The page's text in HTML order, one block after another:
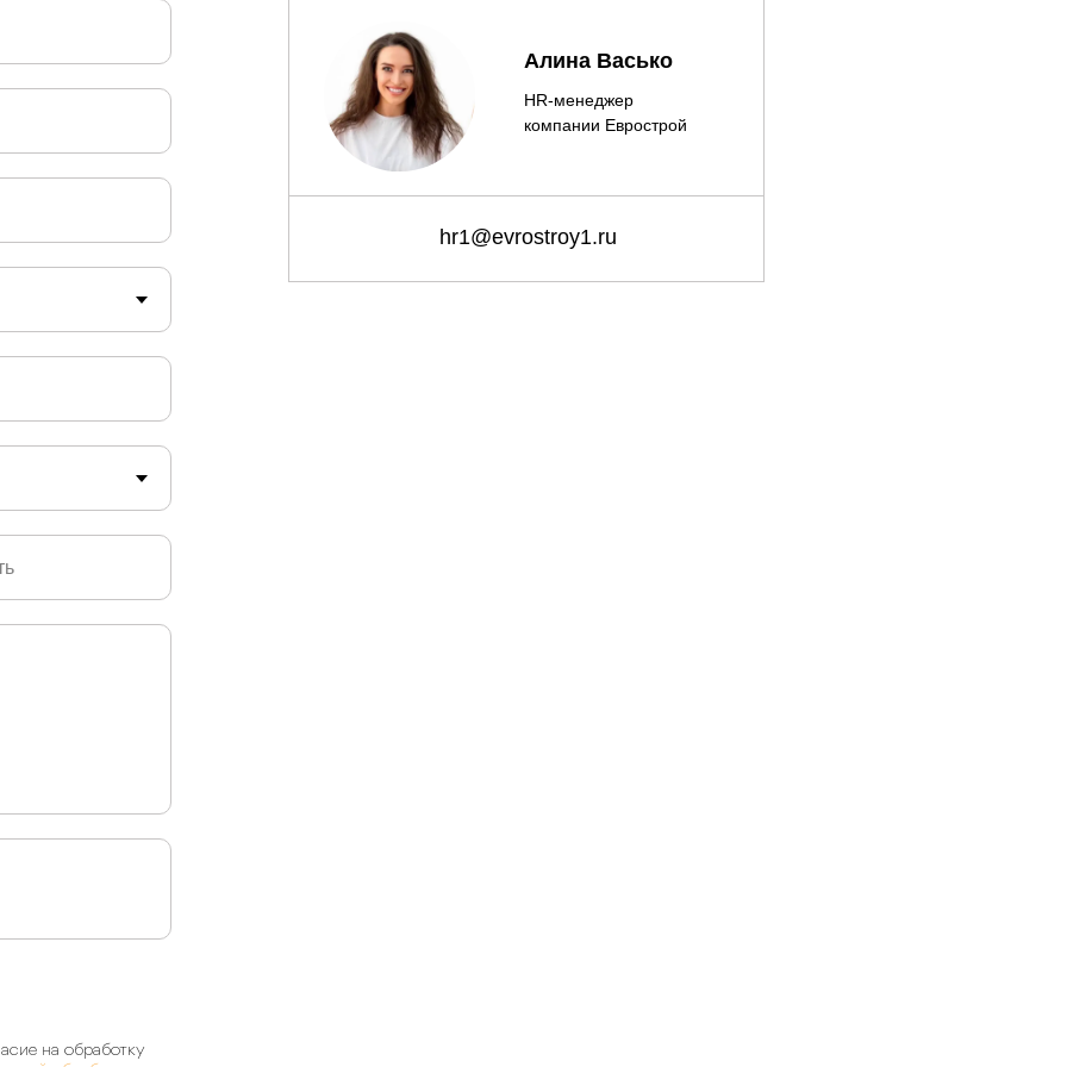
на обработку
HR-менеджер
компании Еврострой
Алина Васько
hr1@evrostroy1.ru